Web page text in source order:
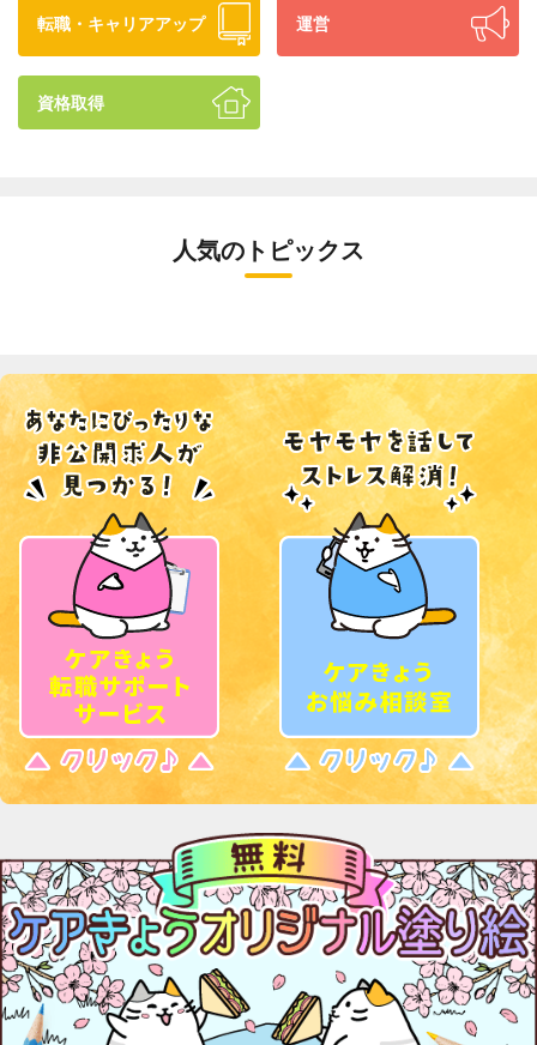
転職・キャリアアップ 運営
資格取得
人気のトピックス